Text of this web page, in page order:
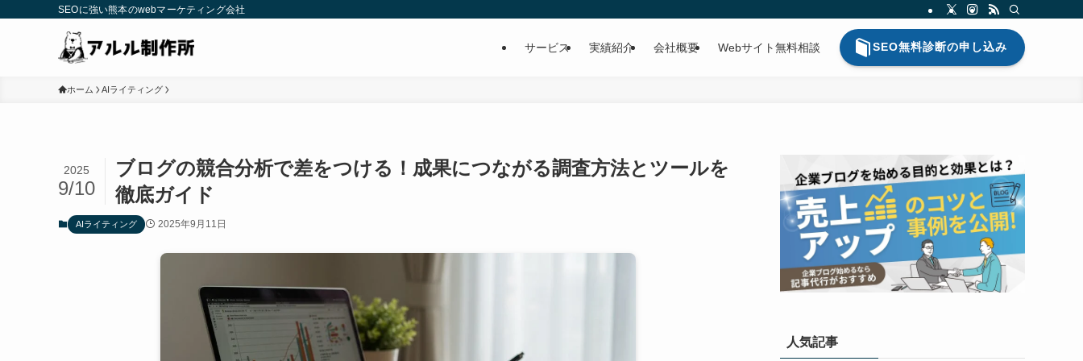
SEOに強い熊本のwebマーケティング会社
サービス 実績紹介 会社概要 Webサイト無料相談 SEO無料診断の申し込み
ホーム AIライティング
ブログの競合分析で差をつける！成果につながる調査方法とツールを
徹底ガイド
2025
9/10
AIライティング 2025年9月11日
人気記事